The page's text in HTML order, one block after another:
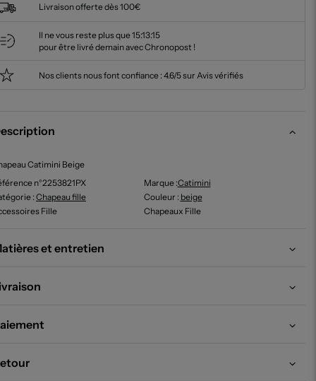
Livraison offerte dès 100€
Il ne vous reste plus que15:13:14
pour être livré demain avec Chronopost !
Nos clients nous font confiance : 4.6/5 sur Avis vérifiés
Catimini Beige
n°2253821PX
Marque :Catimini
: Chapeau fille Couleur : beige
Fille
Chapeaux Fille
et entretien